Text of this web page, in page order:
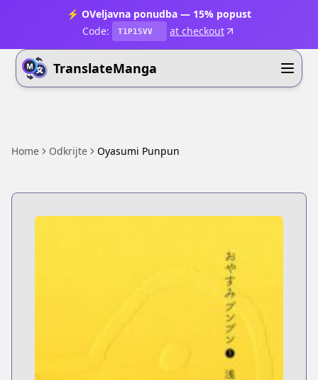
⚡ OVeljavna ponudba — 15% popust
Code:
T1P15VV at checkout
TranslateManga
Home Odkrijte Oyasumi Punpun